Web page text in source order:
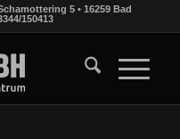
5 • 16259 Bad
150413